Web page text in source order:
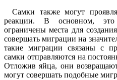
Самки также могут
реакции. В основном, это
ограничены места для
совершать миграции на
такие миграции связаны с
самки отправляются на
Отложив яйца, они
могут совершать подобные